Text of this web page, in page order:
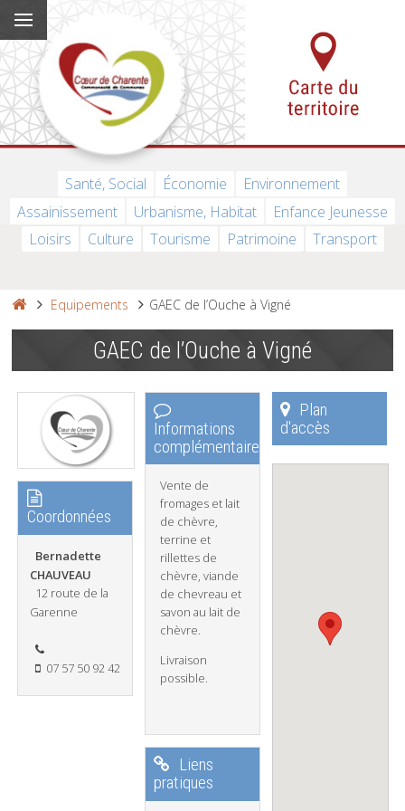
Santé, Social Économie
Environnement
Assainissement
Urbanisme, Habitat
Enfance Jeunesse
Loisirs
Culture Tourisme Patrimoine Transport
Equipements GAEC de l’Ouche à Vigné
GAEC de l’Ouche à Vigné
Coordonnées
Bernadette
CHAUVEAU
12 route de la
Garenne
07 57 50 92 42
Informations
complémentaires
Vente de
fromages et lait
de chèvre,
terrine et
rillettes de
chèvre, viande
de chevreau et
savon au lait de
chèvre.
Livraison
possible.
Liens
pratiques
Plan
d'accès